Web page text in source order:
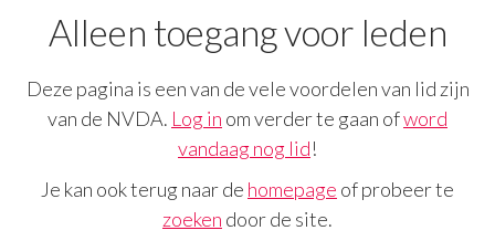
Alleen toegang voor leden
Deze pagina is een van de vele voordelen van lid zijn
van de NVDA. Log in om verder te gaan ofword
vandaag nog lid!
Je kan ook terug naar de homepage of probeer te
zoeken door de site.